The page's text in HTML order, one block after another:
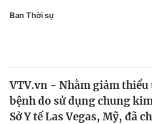
Thế giới
Đời sống
Ban Thời sự
VTV.vn - Nhằm giảm
bệnh do sử dụng chung
Sở Y tế Las Vegas, Mỹ, đã